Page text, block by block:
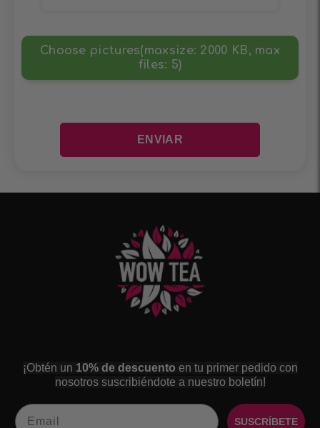
Choose pictures(maxsize: 2000 KB, max
files: 5)
¡Obtén un 10% de descuento en tu primer pedido con
nosotros suscribiéndote a nuestro boletín!
Email
SUSCRÍBETE